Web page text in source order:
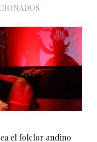
el folclor andino